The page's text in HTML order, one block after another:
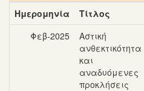
Ημερομηνία
Τίτλος
Φεβ-2025
Αστική
ανθεκτικότητα
και
αναδυόμενες
προκλήσεις